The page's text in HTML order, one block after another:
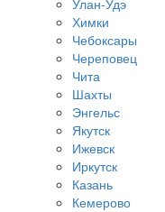
Улан-Удэ
Химки
Чебоксары
Череповец
Чита
Шахты
Энгельс
Якутск
Ижевск
Иркутск
Казань
Кемерово